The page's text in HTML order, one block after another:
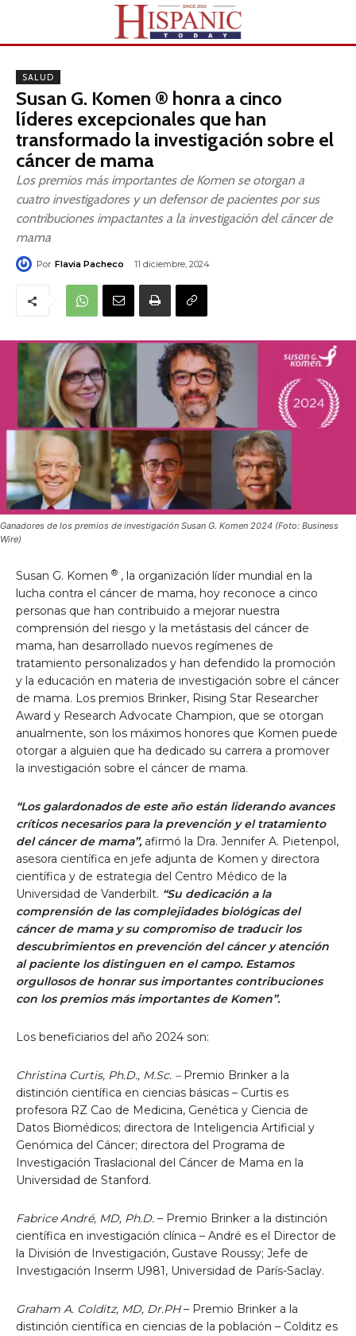
SALUD
Susan G. Komen ® honra a cinco
líderes excepcionales que han
transformado la investigación sobre el
cáncer de mama
Los premios más importantes de Komen se otorgan a
cuatro investigadores y un defensor de pacientes por sus
contribuciones impactantes a la investigación del cáncer de
mama
Por Flavia Pacheco 11 diciembre, 2024
Ganadores de los premios de investigación Susan G. Komen 2024 (Foto: Business
Wire)
Susan G. Komen ® , la organización líder mundial en la
lucha contra el cáncer de mama, hoy reconoce a cinco
personas que han contribuido a mejorar nuestra
comprensión del riesgo y la metástasis del cáncer de
mama, han desarrollado nuevos regímenes de
tratamiento personalizados y han defendido la promoción
y la educación en materia de investigación sobre el cáncer
de mama. Los premios Brinker, Rising Star Researcher
Award y Research Advocate Champion, que se otorgan
anualmente, son los máximos honores que Komen puede
otorgar a alguien que ha dedicado su carrera a promover
la investigación sobre el cáncer de mama.
“Los galardonados de este año están liderando avances
críticos necesarios para la prevención y el tratamiento
del cáncer de mama”,afirmó la Dra. Jennifer A. Pietenpol,
asesora científica en jefe adjunta de Komen y directora
científica y de estrategia del Centro Médico de la
Universidad de Vanderbilt. “Su dedicación a la
comprensión de las complejidades biológicas del
cáncer de mama y su compromiso de traducir los
descubrimientos en prevención del cáncer y atención
al paciente los distinguen en el campo. Estamos
orgullosos de honrar sus importantes contribuciones
con los premios más importantes de Komen”.
Los beneficiarios del año 2024 son:
Christina Curtis, Ph.D., M.Sc. –Premio Brinker a la
distinción científica en ciencias básicas – Curtis es
profesora RZ Cao de Medicina, Genética y Ciencia de
Datos Biomédicos; directora de Inteligencia Artificial y
Genómica del Cáncer; directora del Programa de
Investigación Traslacional del Cáncer de Mama en la
Universidad de Stanford.
Fabrice André, MD, Ph.D. – Premio Brinker a la distinción
científica en investigación clínica – André es el Director de
la División de Investigación, Gustave Roussy; Jefe de
Investigación Inserm U981, Universidad de París-Saclay.
Graham A. Colditz, MD, Dr.PH– Premio Brinker a la
distinción científica en ciencias de la población – Colditz es